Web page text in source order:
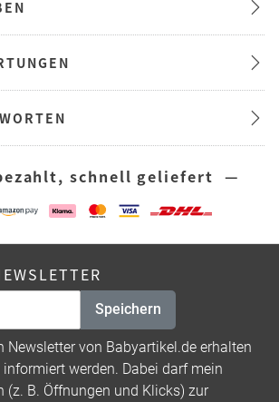
schnell geliefert —
Speichern
Newsletter von Babyartikel.de erhalten
werden. Dabei darf mein
(z. B. Öffnungen und Klicks) zur